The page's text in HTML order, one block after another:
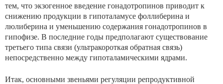
тем, что экзогенное введение гонадотропинов приводит к
снижению продукции в гипоталамусе фоллиберина и
люлиберина и уменьшению содержания гонадотропинов в
гипофизе. В последние годы предполагают существование
третьего типа связи (ультракороткая обратная связь)
непосредственно между гипоталамическими ядрами.
Итак, основными звеньями регуляции репродуктивной